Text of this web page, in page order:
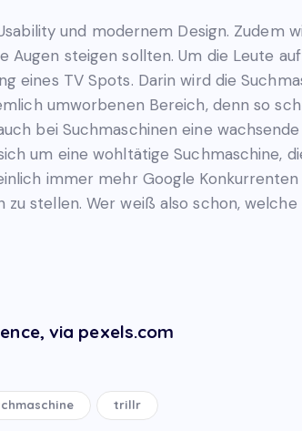
und modernem Design. Zudem
Augen steigen sollten. Um die Leute
eines TV Spots. Darin wird die
umworbenen Bereich, denn so
bei Suchmaschinen eine
um eine wohltätige Suchmaschine,
immer mehr Google
stellen. Wer weiß also schon,
via pexels.com
trillr